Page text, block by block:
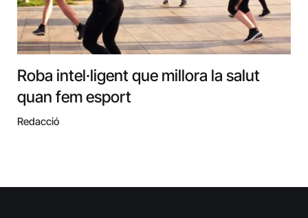
Roba intel·ligent que millora la salut
quan fem esport
Redacció